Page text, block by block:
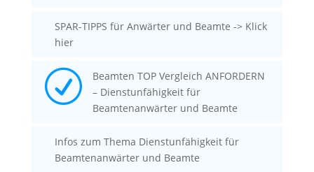
SPAR-TIPPS für Anwärter und Beamte -> Klick
hier
R
Beamten TOP Vergleich ANFORDERN
– Dienstunfähigkeit für
Beamtenanwärter und Beamte
Infos zum Thema Dienstunfähigkeit für
Beamtenanwärter und Beamte